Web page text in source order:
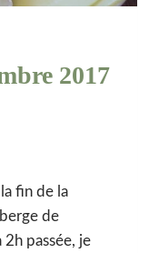
2017
fin de la
de
2h passée, je